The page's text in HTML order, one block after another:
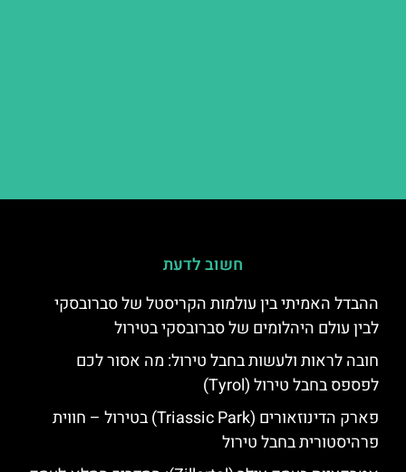
חשוב לדעת
ההבדל האמיתי בין עולמות הקריסטל של סברובסקי
לבין עולם היהלומים של סברובסקי בטירול
חובה לראות ולעשות בחבל טירול: מה אסור לכם
לפספס בחבל טירול (Tyrol)
פארק הדינוזאורים (Triassic Park) בטירול – חווית
פרהיסטורית בחבל טירול